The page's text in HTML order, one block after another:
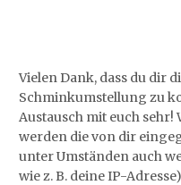
Vielen Dank, dass du dir
Schminkumstellung zu
Austausch mit euch
werden die von dir
unter Umständen auch
wie z. B. deine IP-